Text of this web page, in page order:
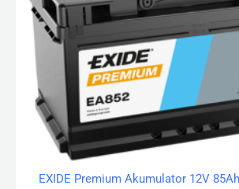
EXIDE Premium Akumulator 12V